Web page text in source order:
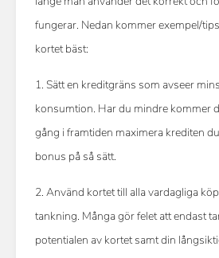
fungerar. Nedan kommer exempel/
kortet bäst:
1. Sätt en kreditgräns som avseer
konsumtion. Har du mindre kommer
gång i framtiden maximera krediten
bonus på så sätt.
2. Använd kortet till alla vardagliga
tankning. Många gör felet att endast
potentialen av kortet samt din